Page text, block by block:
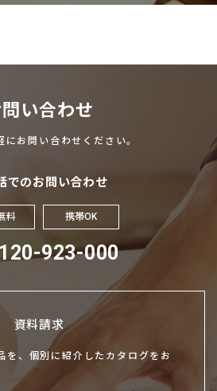
い合わせ
にお問い合わせください。
でのお問い合わせ
料 携帯OK
923-000
資料請求
を、個別に紹介したカタログをお